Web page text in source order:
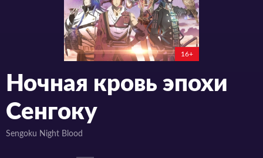
16+
Ночная кровь эпохи
Сенгоку
Sengoku Night Blood